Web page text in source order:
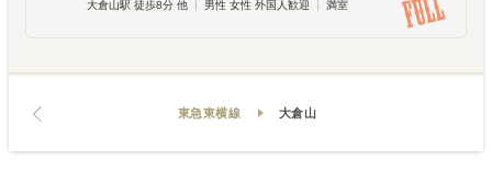
大倉山駅 徒歩8分 他
男性 女性 外国人歓迎 満室
東急東横線 大倉山